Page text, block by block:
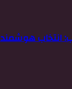
انتخاب